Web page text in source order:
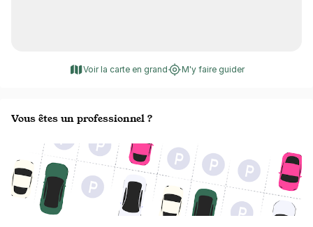
Voir la carte en grand M'y faire guider
Vous êtes un professionnel ?